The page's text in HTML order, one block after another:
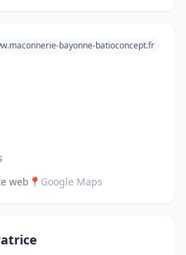
bayonne-batioconcept.fr
web 📍 Google Maps